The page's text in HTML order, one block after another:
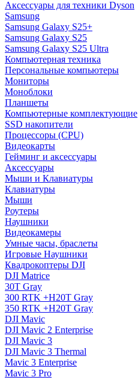
Аксессуары для техники Dyson
Samsung
Samsung Galaxy S25+
Samsung Galaxy S25
Samsung Galaxy S25 Ultra
Компьютерная техника
Персональные компьютеры
Мониторы
Моноблоки
Планшеты
Компьютерные комплектующие
SSD накопители
Процессоры (CPU)
Видеокарты
Гейминг и аксессуары
Аксессуары
Мыши и Клавиатуры
Клавиатуры
Мыши
Роутеры
Наушники
Видеокамеры
Умные часы, браслеты
Игровые Наушники
Квадрокоптеры DJI
DJI Matrice
30T Gray
300 RTK +H20T Gray
350 RTK +H20T Gray
DJI Mavic
DJI Mavic 2 Enterprise
DJI Mavic 3
DJI Mavic 3 Thermal
Mavic 3 Enterprise
Mavic 3 Pro